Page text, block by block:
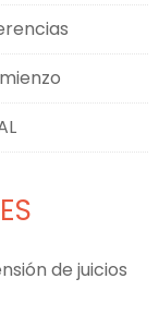
de juicios